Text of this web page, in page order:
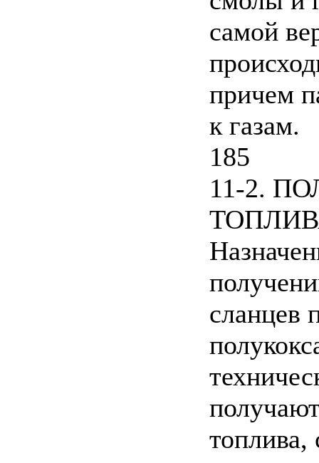
самой
причем
к газам.
185
11-2.
сланцев